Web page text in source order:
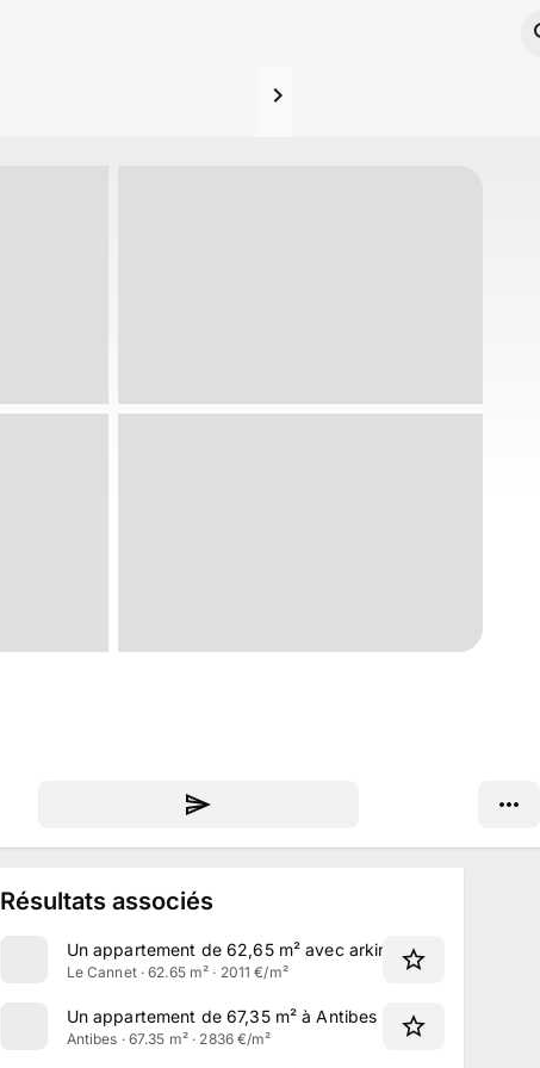
Résultats associés
Un appartement de 62,65 m² avec arking à Le Cannet
Le Cannet · 62.65 m² · 2011 €/m²
Un appartement de 67,35 m² à Antibes
Antibes · 67.35 m² · 2836 €/m²